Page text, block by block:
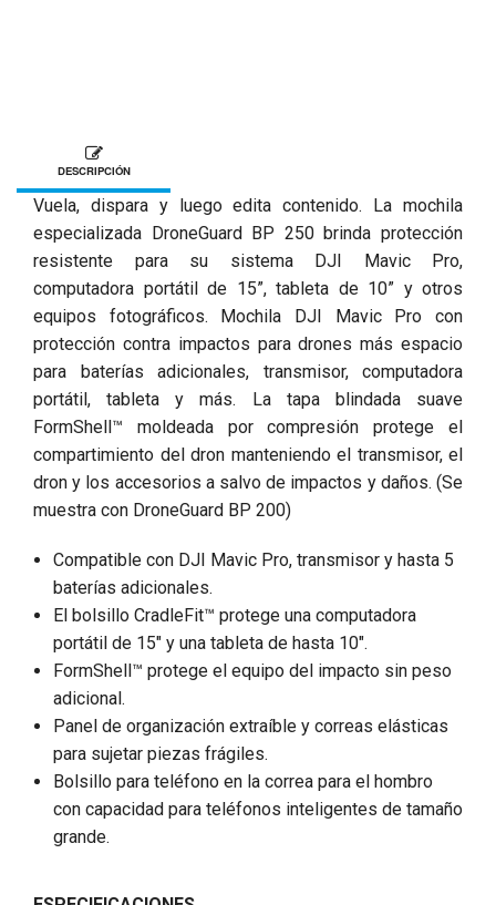
DESCRIPCIÓN
Vuela, dispara y luego edita contenido. La mochila
especializada DroneGuard BP 250 brinda protección
resistente para su sistema DJI Mavic Pro,
computadora portátil de 15”, tableta de 10” y otros
equipos fotográficos. Mochila DJI Mavic Pro con
protección contra impactos para drones más espacio
para baterías adicionales, transmisor, computadora
portátil, tableta y más. La tapa blindada suave
FormShell™ moldeada por compresión protege el
compartimiento del dron manteniendo el transmisor, el
dron y los accesorios a salvo de impactos y daños. (Se
muestra con DroneGuard BP 200)
Compatible con DJI Mavic Pro, transmisor y hasta 5
baterías adicionales.
El bolsillo CradleFit™ protege una computadora
portátil de 15" y una tableta de hasta 10".
FormShell™ protege el equipo del impacto sin peso
adicional.
Panel de organización extraíble y correas elásticas
para sujetar piezas frágiles.
Bolsillo para teléfono en la correa para el hombro
con capacidad para teléfonos inteligentes de tamaño
grande.